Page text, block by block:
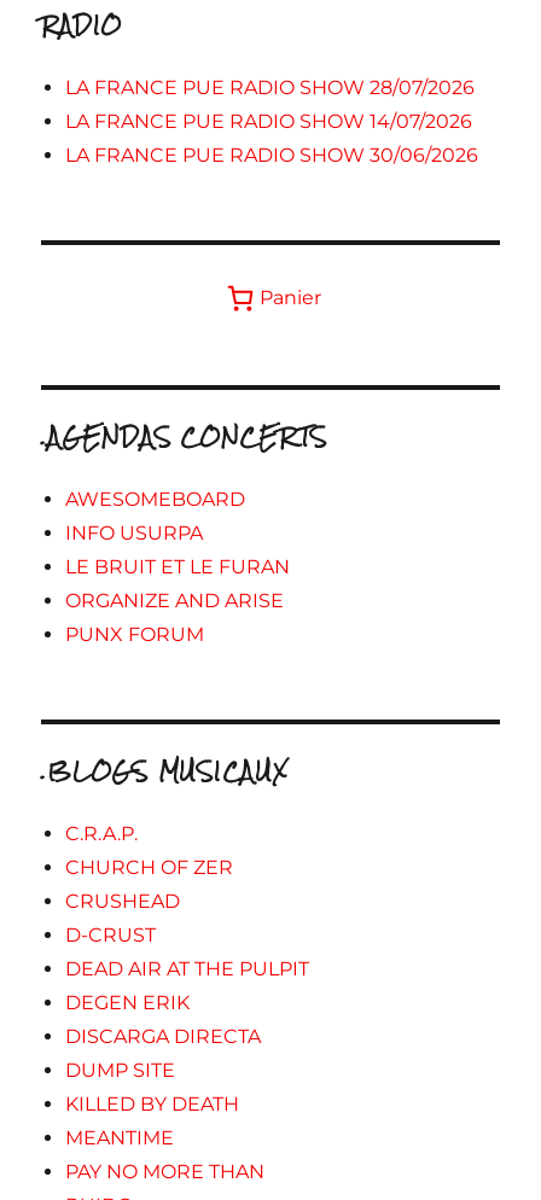
RADIO
LA FRANCE PUE RADIO SHOW 28/07/2026
LA FRANCE PUE RADIO SHOW 14/07/2026
LA FRANCE PUE RADIO SHOW 30/06/2026
Panier
.AGENDAS CONCERTS
AWESOMEBOARD
INFO USURPA
LE BRUIT ET LE FURAN
ORGANIZE AND ARISE
PUNX FORUM
.BLOGS MUSICAUX
C.R.A.P.
CHURCH OF ZER
CRUSHEAD
D-CRUST
DEAD AIR AT THE PULPIT
DEGEN ERIK
DISCARGA DIRECTA
DUMP SITE
KILLED BY DEATH
MEANTIME
PAY NO MORE THAN